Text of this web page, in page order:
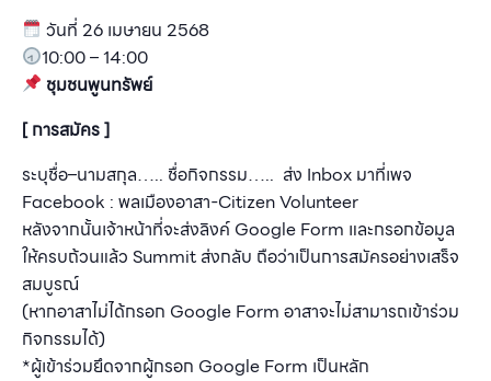
วันที่ 26 เมษายน 2568
10:00 – 14:00
ชุมชนพูนทรัพย์
[ การสมัคร ]
ระบุชื่อ–นามสกุล….. ชื่อกิจกรรม….. ส่ง Inbox มาที่เพจ
Facebook : พลเมืองอาสา-Citizen Volunteer
หลังจากนั้นเจ้าหน้าที่จะส่งลิงค์ Google Form และกรอกข้อมูล
ให้ครบถ้วนแล้ว Summit ส่งกลับ ถือว่าเป็นการสมัครอย่างเสร็จ
สมบูรณ์
(หากอาสาไม่ได้กรอก Google Form อาสาจะไม่สามารถเข้าร่วม
กิจกรรมได้)
*ผู้เข้าร่วมยึดจากผู้กรอก Google Form เป็นหลัก